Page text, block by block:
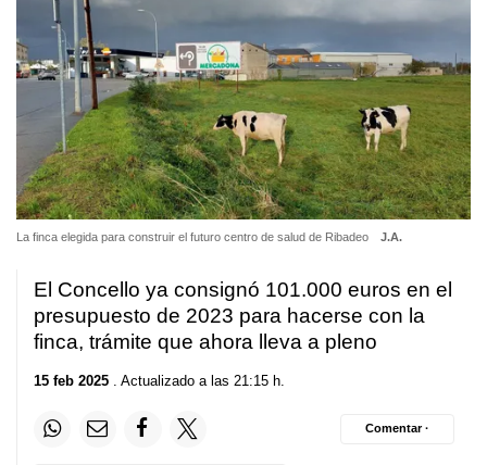
La finca elegida para construir el futuro centro de salud de Ribadeo J.A.
El Concello ya consignó 101.000 euros en el
presupuesto de 2023 para hacerse con la
finca, trámite que ahora lleva a pleno
15 feb 2025 . Actualizado a las 21:15 h.
Comentar ·